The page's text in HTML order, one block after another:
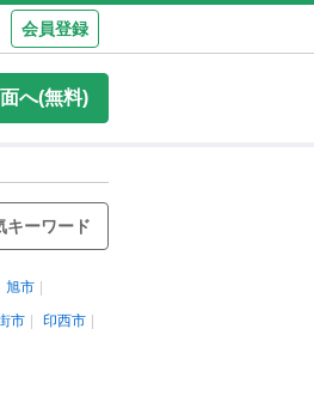
会員登録
へ(無料)
キーワード
旭市
市
印西市